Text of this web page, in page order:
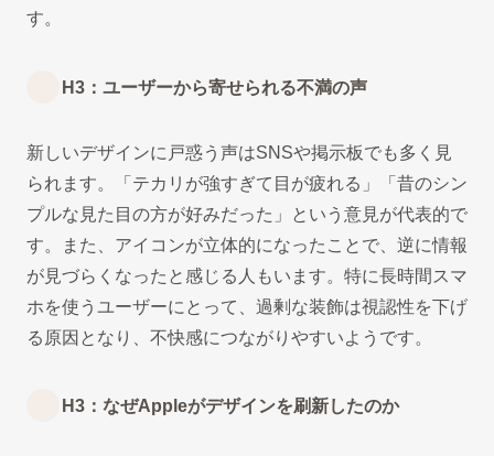
す。
H3：ユーザーから寄せられる不満の声
新しいデザインに戸惑う声はSNSや掲示板でも多く見
られます。「テカリが強すぎて目が疲れる」「昔のシン
プルな見た目の方が好みだった」という意見が代表的で
す。また、アイコンが立体的になったことで、逆に情報
が見づらくなったと感じる人もいます。特に長時間スマ
ホを使うユーザーにとって、過剰な装飾は視認性を下げ
る原因となり、不快感につながりやすいようです。
H3：なぜAppleがデザインを刷新したのか